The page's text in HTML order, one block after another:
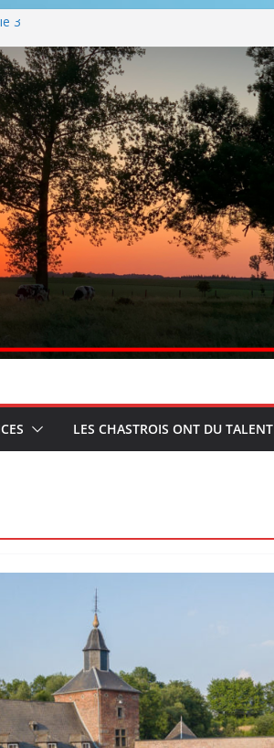
3
LES CHASTROIS ONT DU TALENT